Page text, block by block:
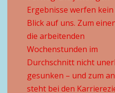
Ergebnisse werfen
Blick auf uns. Zum
die arbeitenden
Wochenstunden im
Durchschnitt nicht
gesunken – und zum
steht bei den